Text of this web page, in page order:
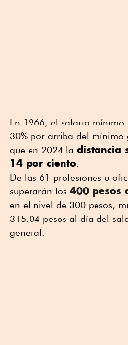
En 1966, el salario mínimo
30% por arriba del mínimo
que en 2024 la distancia
14 por ciento.
De las 61 profesiones u
superarán los 400 pesos
en el nivel de 300 pesos,
315.04 pesos al día del
general.